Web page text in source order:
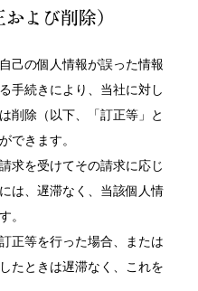
よび削除）
己の個人情報が誤った情報
手続きにより、当社に対し
削除（以下、「訂正等」と
できます。
求を受けてその請求に応じ
は、遅滞なく、当該個人情
。
正等を行った場合、または
たときは遅滞なく、これを